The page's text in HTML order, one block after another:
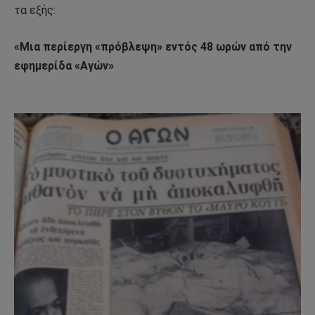
τα εξής:
«Μια περίεργη «πρόβλεψη» εντός 48 ωρών από την
εφημερίδα «Αγών»